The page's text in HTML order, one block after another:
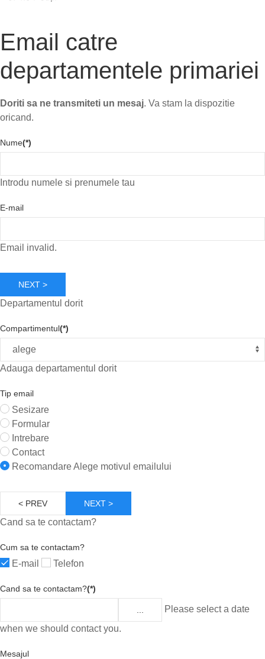
Email catre
departamentele primariei
Doriti sa ne transmiteti un mesaj. Va stam la dispozitie
oricand.
Nume(*)
Introdu numele si prenumele tau
E-mail
Email invalid.
NEXT >
Departamentul dorit
Compartimentul(*)
Adauga departamentul dorit
Tip email
Sesizare
Formular
Intrebare
Contact
RecomandareAlege motivul emailului
< PREV NEXT >
Cand sa te contactam?
Cum sa te contactam?
E-mail Telefon
Cand sa te contactam?(*)
Please select a date
when we should contact you.
Mesajul